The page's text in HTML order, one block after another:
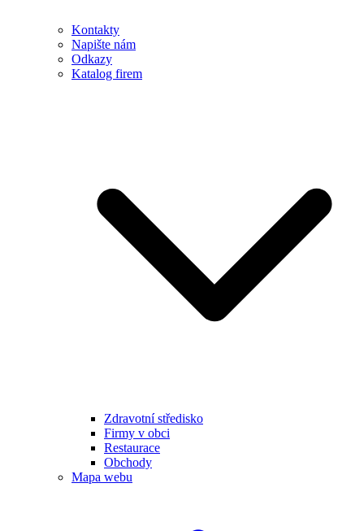
Kontakty
Napište nám
Odkazy
Katalog firem
Zdravotní středisko
Firmy v obci
Restaurace
Obchody
Mapa webu